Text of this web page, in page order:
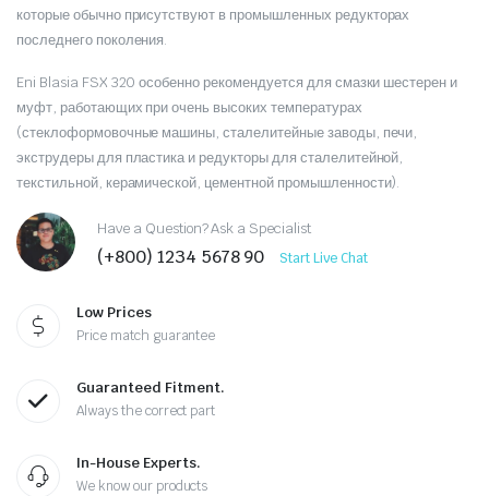
которые обычно присутствуют в промышленных редукторах
последнего поколения.
Eni Blasia FSX 320 особенно рекомендуется для смазки шестерен и
муфт, работающих при очень высоких температурах
(стеклоформовочные машины, сталелитейные заводы, печи,
экструдеры для пластика и редукторы для сталелитейной,
текстильной, керамической, цементной промышленности).
Have a Question? Ask a Specialist
(+800) 1234 5678 90 Start Live Chat
Low Prices
Price match guarantee
Guaranteed Fitment.
Always the correct part
In-House Experts.
We know our products